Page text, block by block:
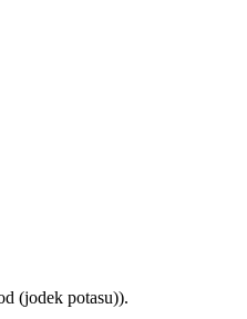
(jodek potasu)).